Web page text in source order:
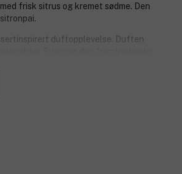
frisk sitrus og kremet sødme. Den
duftopplevelse. Duften